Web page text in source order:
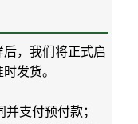
，我们将正式启
发货。
支付预付款；